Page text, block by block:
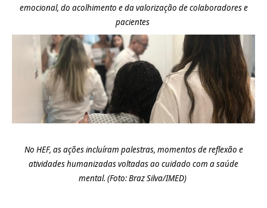
emocional, do acolhimento e da valorização de colaboradores e
pacientes
No HEF, asaçõesincluíram palestras, momentos de reflexão e
atividades humanizadas voltadas ao cuidado com a saúde
mental. (Foto:Braz Silva/IMED)